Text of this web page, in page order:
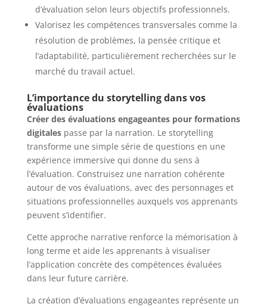
d’évaluation selon leurs objectifs professionnels.
Valorisez les compétences transversales comme la
résolution de problèmes, la pensée critique et
l’adaptabilité, particulièrement recherchées sur le
marché du travail actuel.
L’importance du storytelling dans vos
évaluations
Créer des évaluations engageantes pour formations
digitalespasse par la narration. Le storytelling
transforme une simple série de questions en une
expérience immersive qui donne du sens à
l’évaluation. Construisez une narration cohérente
autour de vos évaluations, avec des personnages et
situations professionnelles auxquels vos apprenants
peuvent s’identifier.
Cette approche narrative renforce la mémorisation à
long terme et aide les apprenants à visualiser
l’application concrète des compétences évaluées
dans leur future carrière.
La création d’évaluations engageantes représente un